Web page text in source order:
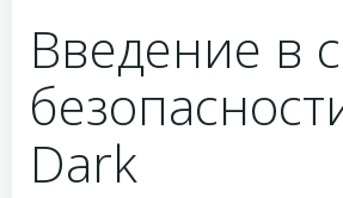
Введение в
Dark